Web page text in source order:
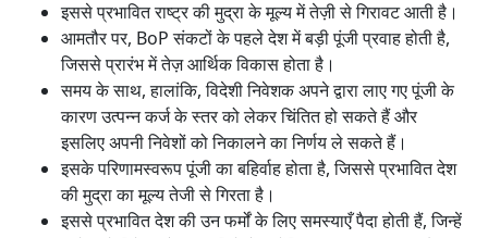
इससे प्रभावित राष्ट्र की मुद्रा के मूल्य में तेज़ी से गिरावट आती है।
आमतौर पर, BoP संकटों के पहले देश में बड़ी पूंजी प्रवाह होती है,
जिससे प्रारंभ में तेज़ आर्थिक विकास होता है।
समय के साथ, हालांकि, विदेशी निवेशक अपने द्वारा लाए गए पूंजी के
कारण उत्पन्न कर्ज के स्तर को लेकर चिंतित हो सकते हैं और
इसलिए अपनी निवेशों को निकालने का निर्णय ले सकते हैं।
इसके परिणामस्वरूप पूंजी का बहिर्वाह होता है, जिससे प्रभावित देश
की मुद्रा का मूल्य तेजी से गिरता है।
इससे प्रभावित देश की उन फर्मों के लिए समस्याएँ पैदा होती हैं, जिन्हें